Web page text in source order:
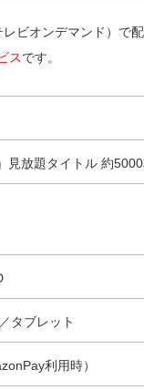
レビオンデマンド）で
スです。
放題タイトル 約5000
タブレット
利用時）